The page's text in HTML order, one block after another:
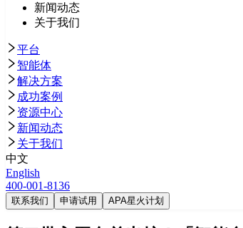
新闻动态
关于我们
平台
智能体
解决方案
成功案例
资源中心
新闻动态
关于我们
中文
English
400-001-8136
联系我们 申请试用 APA星火计划